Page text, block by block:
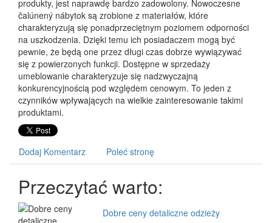
produkty, jest naprawdę bardzo zadowolony. Nowoczesne
čalúnený nábytok są zrobione z materiałów, które
charakteryzują się ponadprzeciętnym poziomem odporności
na uszkodzenia. Dzięki temu ich posiadaczem mogą być
pewnie, że będą one przez długi czas dobrze wywiązywać
się z powierzonych funkcji. Dostępne w sprzedaży
umeblowanie charakteryzuje się nadzwyczajną
konkurencyjnością pod względem cenowym. To jeden z
czynników wpływających na wielkie zainteresowanie takimi
produktami.
Dodaj Komentarz Poleć stronę
Przeczytać warto:
Dobre ceny detaliczne odzieży